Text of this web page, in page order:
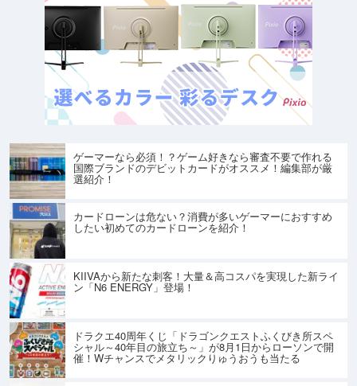
ゲーマーなら必須！？ゲーム好きなら審査不要で作れる
国際ブランドのデビットカードがオススメ！編集部が厳
選紹介！
カードローンは危ない？消費が多いゲーマーにおすすめ
したい初めてのカードローンを紹介！
KIIVAから新たな刺客！大量＆高コスパを実現した新ライ
ン「N6 ENERGY」登場！
ドラクエ40周年くじ「ドラゴンクエストふくびき所スペ
シャル～40年目の旅立ち～」が8月1日からローソンで開
催！Wチャンスでメタリックりゅうおうも当たる